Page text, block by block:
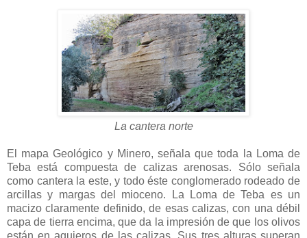
La cantera norte
El mapa Geológico y Minero, señala que toda la Loma de
Teba está compuesta de calizas arenosas. Sólo señala
como cantera la este, y todo éste conglomerado rodeado de
arcillas y margas del mioceno. La Loma de Teba es un
macizo claramente definido, de esas calizas, con una débil
capa de tierra encima, que da la impresión de que los olivos
están en agujeros de las calizas. Sus tres alturas superan